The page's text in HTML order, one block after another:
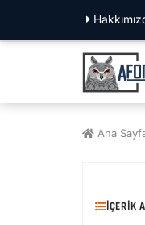
Ana
İÇERIK